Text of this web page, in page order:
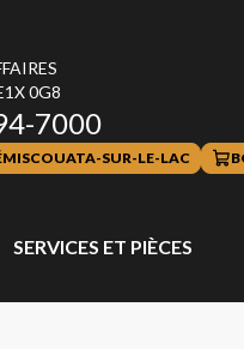
0G8
7000
SUR-LE-LAC
SERVICES ET PIÈCES